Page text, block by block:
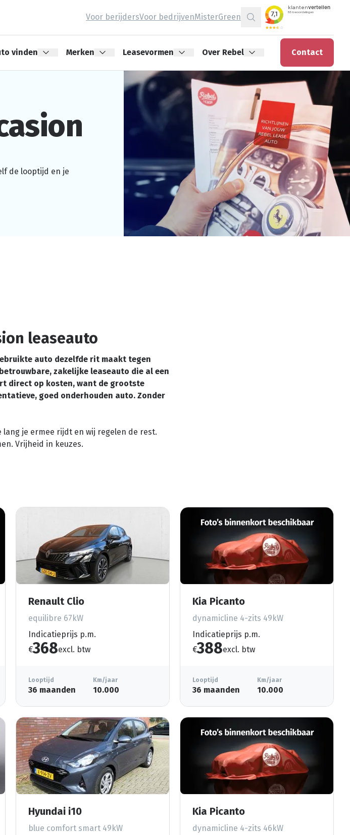
Voor berijdersVoor bedrijvenMisterGreen
Zoeken
vinden Merken Leasevormen Over Rebel Contact
de looptijd en je
leaseauto
auto dezelfde rit maakt tegen
zakelijke leaseauto die al een
direct op kosten, want de grootste
goed onderhouden auto. Zonder
lang je ermee rijdt en wij regelen de rest.
Vrijheid in keuzes.
Renault Clio
equilibre 67kW
Indicatieprijs p.m.
€368excl. btw
Looptijd
36 maanden
Km/jaar
10.000
Kia Picanto
dynamicline 4-zits 49kW
Indicatieprijs p.m.
€388excl. btw
Looptijd
36 maanden
Km/jaar
10.000
Hyundai i10
blue comfort smart 49kW
Kia Picanto
dynamicline 4-zits 46kW